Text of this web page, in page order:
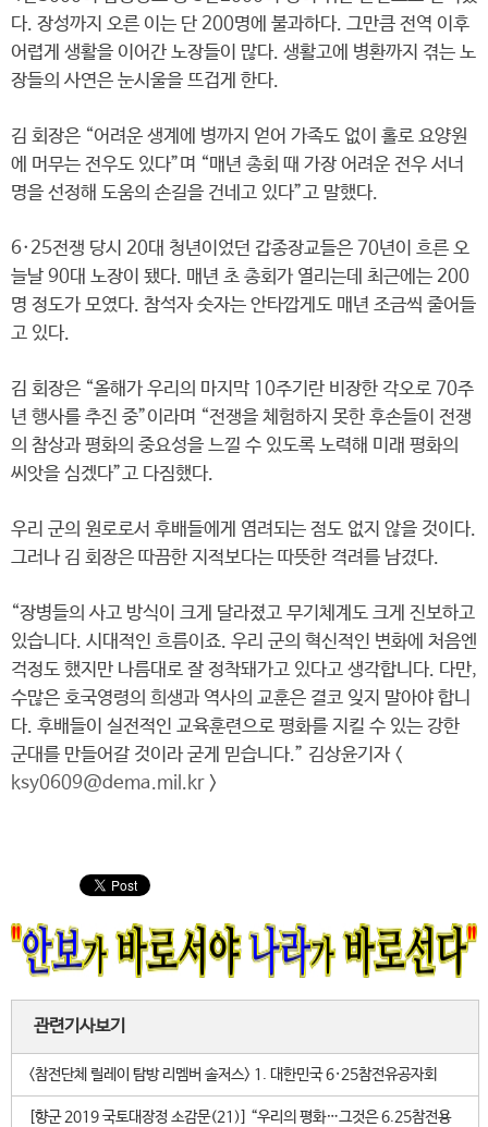
다. 장성까지 오른 이는 단 200명에 불과하다. 그만큼 전역 이후
어렵게 생활을 이어간 노장들이 많다. 생활고에 병환까지 겪는 노
장들의 사연은 눈시울을 뜨겁게 한다.
김 회장은 “어려운 생계에 병까지 얻어 가족도 없이 홀로 요양원
에 머무는 전우도 있다”며 “매년 총회 때 가장 어려운 전우 서너
명을 선정해 도움의 손길을 건네고 있다”고 말했다.
6·25전쟁 당시 20대 청년이었던 갑종장교들은 70년이 흐른 오
늘날 90대 노장이 됐다. 매년 초 총회가 열리는데 최근에는 200
명 정도가 모였다. 참석자 숫자는 안타깝게도 매년 조금씩 줄어들
고 있다.
김 회장은 “올해가 우리의 마지막 10주기란 비장한 각오로 70주
년 행사를 추진 중”이라며 “전쟁을 체험하지 못한 후손들이 전쟁
의 참상과 평화의 중요성을 느낄 수 있도록 노력해 미래 평화의
씨앗을 심겠다”고 다짐했다.
우리 군의 원로로서 후배들에게 염려되는 점도 없지 않을 것이다.
그러나 김 회장은 따끔한 지적보다는 따뜻한 격려를 남겼다.
“장병들의 사고 방식이 크게 달라졌고 무기체계도 크게 진보하고
있습니다. 시대적인 흐름이죠. 우리 군의 혁신적인 변화에 처음엔
걱정도 했지만 나름대로 잘 정착돼가고 있다고 생각합니다. 다만,
수많은 호국영령의 희생과 역사의 교훈은 결코 잊지 말아야 합니
다. 후배들이 실전적인 교육훈련으로 평화를 지킬 수 있는 강한
군대를 만들어갈 것이라 굳게 믿습니다.” 김상윤기자 <
ksy0609@dema.mil.kr >
관련기사보기
<참전단체 릴레이 탐방 리멤버 솔저스> 1. 대한민국 6·25참전유공자회
[향군 2019 국토대장정 소감문(21)] “우리의 평화…그것은 6.25참전용